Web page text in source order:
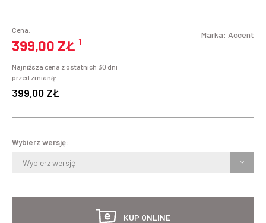
Cena:
399,00 ZŁ ¹
Najniższa cena z ostatnich 30 dni
przed zmianą:
399,00 ZŁ
Marka: Accent
Wybierz wersję:
Wybierz wersję
KUP ONLINE